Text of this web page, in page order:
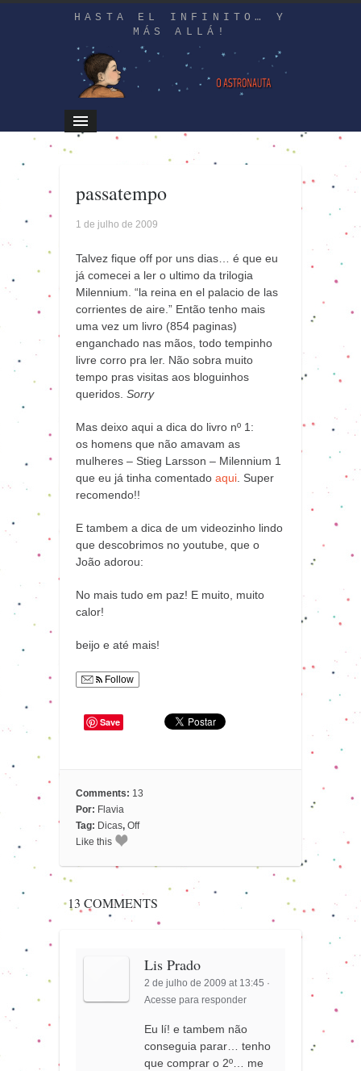
HASTA EL INFINITO… Y
MÁS ALLÁ!
passatempo
1 de julho de 2009
Talvez fique off por uns dias… é que eu
já comecei a ler o ultimo da trilogia
Milennium. “la reina en el palacio de las
corrientes de aire.” Então tenho mais
uma vez um livro (854 paginas)
enganchado nas mãos, todo tempinho
livre corro pra ler. Não sobra muito
tempo pras visitas aos bloguinhos
queridos. Sorry
Mas deixo aqui a dica do livro nº 1:
os homens que não amavam as
mulheres – Stieg Larsson – Milennium 1
que eu já tinha comentado aqui. Super
recomendo!!
E tambem a dica de um videozinho lindo
que descobrimos no youtube, que o
João adorou:
No mais tudo em paz! E muito, muito
calor!
beijo e até mais!
Follow
Save
Comments: 13
Por: Flavia
Tag: Dicas, Off
Like this
13 COMMENTS
Lis Prado
2 de julho de 2009 at 13:45 ·
Acesse para responder
Eu lí! e tambem não
conseguia parar… tenho
que comprar o 2º… me